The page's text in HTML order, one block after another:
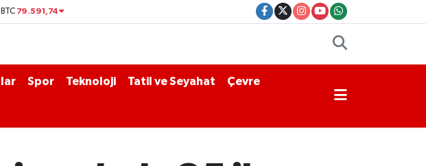
BTC 79.591,74
Spor Teknoloji Tatil ve Seyahat Çevre